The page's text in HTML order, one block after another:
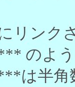
リンク
のよ
は半角